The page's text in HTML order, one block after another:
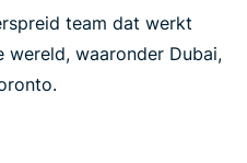
team dat werkt
wereld, waaronder Dubai,